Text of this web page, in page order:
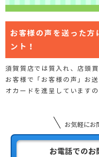
お客様の声を送った
ント！
須賀質店では質入れ、店頭
お客様で「お客様の声」お
オカードを進呈しています
お気軽にお
お電話でのお